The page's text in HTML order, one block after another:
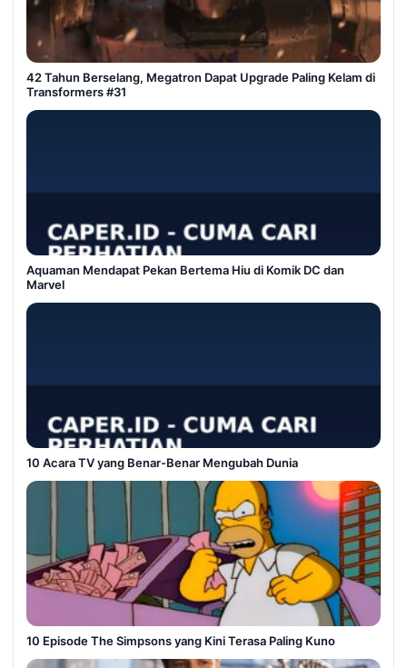
42 Tahun Berselang, Megatron Dapat Upgrade Paling Kelam di
Transformers #31
Aquaman Mendapat Pekan Bertema Hiu di Komik DC dan
Marvel
10 Acara TV yang Benar-Benar Mengubah Dunia
10 Episode The Simpsons yang Kini Terasa Paling Kuno